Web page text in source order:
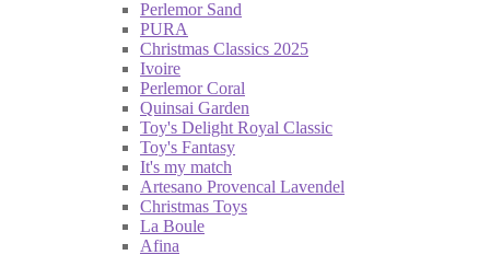
Perlemor Sand
PURA
Christmas Classics 2025
Ivoire
Perlemor Coral
Quinsai Garden
Toy's Delight Royal Classic
Toy's Fantasy
It's my match
Artesano Provencal Lavendel
Christmas Toys
La Boule
Afina